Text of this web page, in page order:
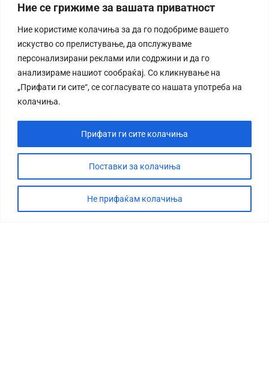
Ние се грижиме за вашата приватност
Ние користиме колачиња за да го подобриме вашето
искуство со прелистување, да опслужуваме
персонализирани реклами или содржини и да го
анализираме нашиот сообраќај. Со кликнување на
„Прифати ги сите“, се согласувате со нашата употреба на
колачиња.
Поставки за колачиња
Не прифаќам колачиња
Прифати ги сите колачиња